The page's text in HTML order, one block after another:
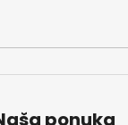
ponuka